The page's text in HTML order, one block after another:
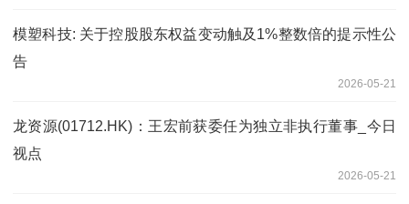
模塑科技: 关于控股股东权益变动触及1%整数倍的提示性公
告
2026-05-21
龙资源(01712.HK)：王宏前获委任为独立非执行董事_今日
视点
2026-05-21